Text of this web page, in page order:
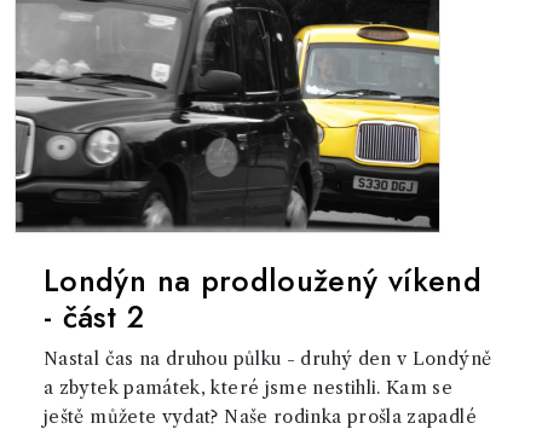
Londýn na prodloužený víkend
- část 2
Nastal čas na druhou půlku - druhý den v Londýně
a zbytek památek, které jsme nestihli. Kam se
ještě můžete vydat? Naše rodinka prošla zapadlé